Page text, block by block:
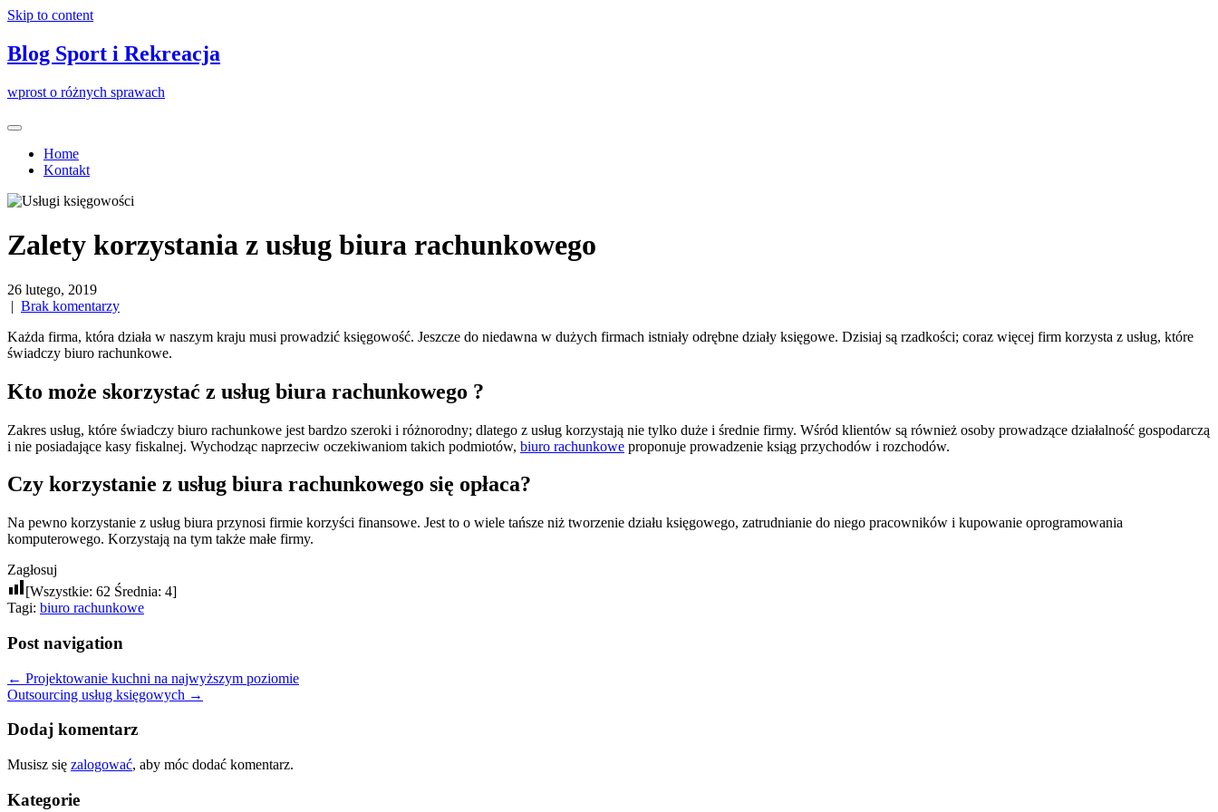
Skip to content
Blog Sport i Rekreacja
wprost o różnych sprawach
Home
Kontakt
Zalety korzystania z usług biura rachunkowego
26 lutego, 2019
| Brak komentarzy
Każda firma, która działa w naszym kraju musi prowadzić księgowość. Jeszcze do niedawna w dużych firmach istniały odrębne działy księgowe. Dzisiaj są rzadkości; coraz więcej firm korzysta z usług, które
świadczy biuro rachunkowe.
Kto może skorzystać z usług biura rachunkowego ?
Zakres usług, które świadczy biuro rachunkowe jest bardzo szeroki i różnorodny; dlatego z usług korzystają nie tylko duże i średnie firmy. Wśród klientów są również osoby prowadzące działalność gospodarczą
i nie posiadające kasy fiskalnej. Wychodząc naprzeciw oczekiwaniom takich podmiotów, biuro rachunkowe proponuje prowadzenie ksiąg przychodów i rozchodów.
Czy korzystanie z usług biura rachunkowego się opłaca?
Na pewno korzystanie z usług biura przynosi firmie korzyści finansowe. Jest to o wiele tańsze niż tworzenie działu księgowego, zatrudnianie do niego pracowników i kupowanie oprogramowania
komputerowego. Korzystają na tym także małe firmy.
Zagłosuj
[Wszystkie: 62 Średnia: 4]
Tagi: biuro rachunkowe
Post navigation
← Projektowanie kuchni na najwyższym poziomie
Outsourcing usług księgowych →
Dodaj komentarz
Musisz się zalogować, aby móc dodać komentarz.
Kategorie